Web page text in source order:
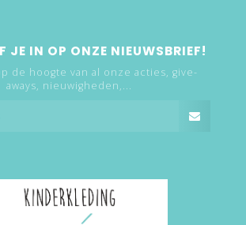
JE IN OP ONZE NIEUWSBRIEF!
de hoogte van al onze acties, give-
aways, nieuwigheden,...